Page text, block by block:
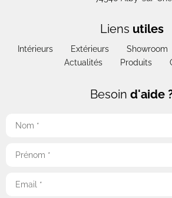
Liens utiles
Intérieurs Extérieurs Showroom
Actualités
Produits
Besoin d'aide